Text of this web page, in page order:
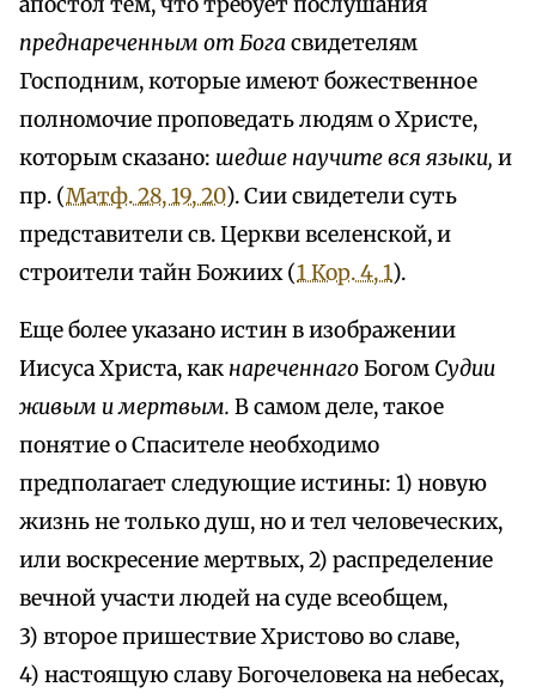
преднареченным от Богасвидетелям
Господним, которые имеют божественное
полномочие проповедать людям о Христе,
которым сказано: шедше научите вся языки, и
пр. (Матф. 28, 19, 20). Сии свидетели суть
представители св. Церкви вселенской, и
строители тайн Божиих (1 Кор. 4, 1).
Еще более указано истин в изображении
Иисуса Христа, как нареченнагоБогом Судии
живым и мертвым. В самом деле, такое
понятие о Спасителе необходимо
предполагает следующие истины: 1) новую
жизнь не только душ, но и тел человеческих,
или воскресение мертвых, 2) распределение
вечной участи людей на суде всеобщем,
3) второе пришествие Христово во славе,
4) настоящую славу Богочеловека на небесах,